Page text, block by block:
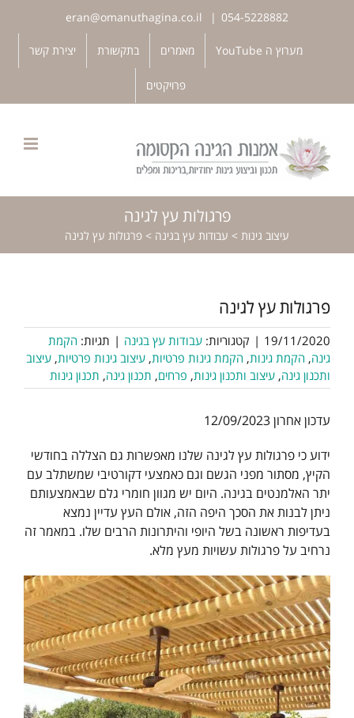
פתח סרגל נגישות
054-5228882
|
מערוץ ה YouTube מאמרים בתקשורת יצירת קשר
פרויקטים
פרגולות עץ לגינה
עיצוב גינות > עבודות עץ בגינה > פרגולות עץ לגינה
פרגולות עץ לגינה
19/11/2020
| קטגוריות: עבודות עץ בגינה | תגיות: הקמת
גינה, הקמת גינות, הקמת גינות פרטיות, עיצוב גינות פרטיות, עיצוב
ותכנון גינה, עיצוב ותכנון גינות, פרחים, תכנון גינה, תכנון גינות
עדכון אחרון 12/09/2023
ידוע כי פרגולות עץ לגינה שלנו מאפשרות גם הצללה בחודשי
הקיץ, מסתור מפני הגשם וגם כאמצעי דקורטיבי שמשתלב עם
יתר האלמנטים בגינה. היום יש מגוון חומרי גלם שבאמצעותם
ניתן לבנות את הסכך היפה הזה, אולם העץ עדיין נמצא
בעדיפות ראשונה בשל היופי והיתרונות הרבים שלו. במאמר זה
נרחיב על פרגולות עשויות מעץ מלא.